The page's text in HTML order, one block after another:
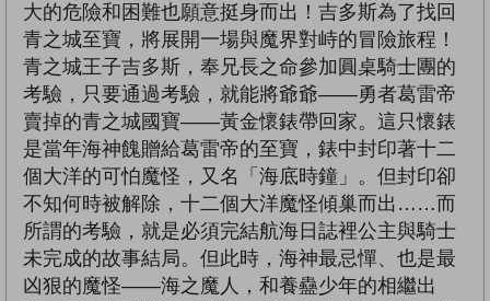
大的危險和困難也願意挺身而出！吉多斯為了找回
青之城至寶，將展開一場與魔界對峙的冒險旅程！
青之城王子吉多斯，奉兄長之命參加圓桌騎士團的
考驗，只要通過考驗，就能將爺爺——勇者葛雷帝
賣掉的青之城國寶——黃金懷錶帶回家。這只懷錶
是當年海神餽贈給葛雷帝的至寶，錶中封印著十二
個大洋的可怕魔怪，又名「海底時鐘」。但封印卻
不知何時被解除，十二個大洋魔怪傾巢而出……而
所謂的考驗，就是必須完結航海日誌裡公主與騎士
未完成的故事結局。但此時，海神最忌憚、也是最
凶狠的魔怪——海之魔人，和養蠱少年的相繼出